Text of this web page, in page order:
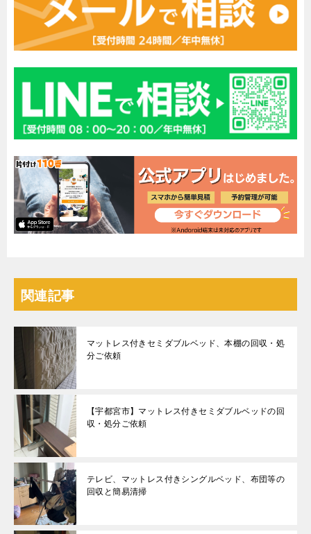
関連記事
マットレス付きセミダブルベッド、本棚の回収・処
分ご依頼
【宇都宮市】マットレス付きセミダブルベッドの回
収・処分ご依頼
テレビ、マットレス付きシングルベッド、布団等の
回収と簡易清掃